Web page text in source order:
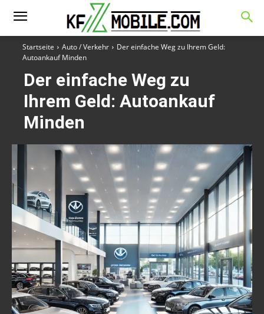
Startseite Auto / Verkehr
Der einfache Weg zu Ihrem Geld:
Autoankauf Minden
Der einfache Weg zu
Ihrem Geld: Autoankauf
Minden